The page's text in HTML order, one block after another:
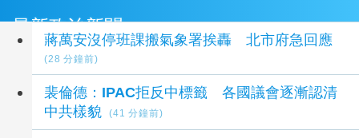
最新政治新聞
蔣萬安沒停班課搬氣象署挨轟 北市府急回應
(28 分鐘前)
裴倫德：IPAC拒反中標籤 各國議會逐漸認清
中共樣貌
(41 分鐘前)